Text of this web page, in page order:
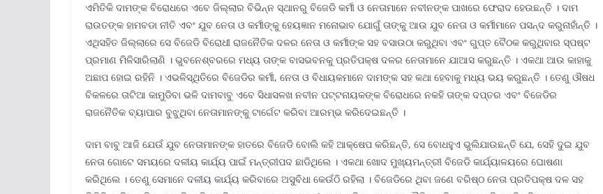
ଏମିତିକି ଦାମଙ୍କ ବିରୋଧରେ ଏବେ ଜିଲ୍ଲାର ବିଭିନ୍ନ ସ୍ଥାନରୁ ବିଜେଡି କର୍ମୀ ଓ ନେତାମାନେ ନବୀନଙ୍କ ପାଖରେ ଫେରାଦ ହେଉଛନ୍ତି । ଦାମ
ରାଉତଙ୍କ ହାମବଡା ନୀତି ଏବଂ ଯୁବ ନେତା ଓ କର୍ମୀଙ୍କୁ ହେୟଜ୍ଞାନ ମନୋଭାବ ଯୋଗୁଁ ତାଙ୍କୁ ଆଉ ଯୁବ ନେତା ଓ କର୍ମୀମାନେ ପସନ୍ଦ କରୁନାହାଁନ୍ତି ।
ଏଥିସହିତ ଜିଲ୍ଲାରେ ସେ ବିଜେଡି ବିରୋଧୀ ରାଜନୈତିକ ଦଳର ନେତା ଓ କର୍ମୀଙ୍କ ସହ ବସାଉଠା କରୁଥିବା ଏବଂ ଗୁପ୍ତ ବୈଠକ କରୁଥିବାର ସ୍ପଷ୍ଟ
ପ୍ରମାଣ ମିଳିସାରିଲାଣି । ଭୁବନେଶ୍ବରରେ ମଧ୍ୟ ତାଙ୍କ ବାସଭବନକୁ ପ୍ରତିପକ୍ଷ ଦଳର ନେତାମାନେ ଯାଆସ କରୁଛନ୍ତି । ଏକଥା ଆଉ କାହାକୁ
ଅଛାପ ହୋଇ ରହିନି । ଏଭଳିସ୍ଥିତିରେ ବିଜେଡିର କର୍ମୀ, ନେତା ଓ ବିଧାୟକମାନେ ଦାମଙ୍କ ସହ କଥା ହେବାକୁ ମଧ୍ୟ ଭୟ କରୁଛନ୍ତି । ତେଣୁ ଔଷଧ
ବିକଳରେ ତାଟିଆ କାମୁଡିବା ଭଳି ଦାମବାବୁ ଏବେ ସିଧାସଳଖ ନବୀନ ପଟ୍ଟନାୟକଙ୍କ ବିରୋଧରେ ନକହି ତାଙ୍କ ଦପ୍ତର ଏବଂ ବିଜେଡିର
ରାଜନୈତିକ ବ୍ୟାପାର ବୁଝୁଥିବା ନେତାମାନଙ୍କୁ ଟାର୍ଗେଟ କରିବା ଆରମ୍ଭ କରିଦେଇଛନ୍ତି ।
ଦାମ ବାବୁ ଆଜି ଯେଉଁ ଯୁବ ନେତାମାନଙ୍କ ହାତରେ ବିଜେଡି ବୋଲି କହି ଆକ୍ଷେପ କରିଛନ୍ତି, ସେ ବୋଧହୁଏ ଭୁଲିଯାଉଛନ୍ତି ଯେ, ସେହି ଦୁଇ ଯୁବ
ନେତା ଗୋଟେ ସମୟରେ ଦଳୀୟ କାର୍ଯ୍ୟ ପାଇଁ ମନ୍ତ୍ରୀପଦ ଛାଡିଥିଲେ । ଏକଥା ଖୋଦ ମୁଖ୍ୟମନ୍ତ୍ରୀ ବିଜେଡି କାର୍ଯ୍ୟାଳୟରେ ଘୋଷଣା
କରିଥିଲେ । ତେଣୁ ସେମାନେ ଦଳୀୟ କାର୍ଯ୍ୟ କରିବାରେ ଅସୁବିଧା କେଉଁଠି ରହିଲା । ବିଜେଡିରେ ଥିବା ଜଣେ ବରିଷ୍ଠ ନେତା ପ୍ରତିପକ୍ଷ ଦଳ ସହ